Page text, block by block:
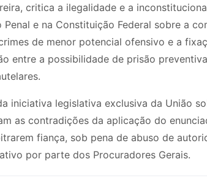
critica a ilegalidade e a
e na Constituição Federal sobre a
de menor potencial ofensivo e a
entre a possibilidade de prisão
iniciativa legislativa exclusiva da União
as contradições da aplicação do
fiança, sob pena de abuso de
por parte dos Procuradores Gerais.